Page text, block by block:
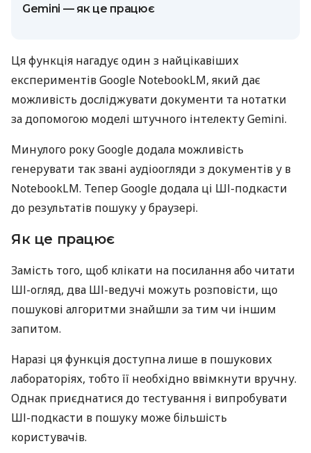
Gemini — як це працює
Ця функція нагадує один з найцікавіших
експериментів Google NotebookLM, який дає
можливість досліджувати документи та нотатки
за допомогою моделі штучного інтелекту Gemini.
Минулого року Google додала можливість
генерувати так звані аудіоогляди з документів у в
NotebookLM. Тепер Google додала ці ШІ-подкасти
до результатів пошуку у браузері.
Як це працює
Замість того, щоб клікати на посилання або читати
ШІ-огляд, два ШІ-ведучі можуть розповісти, що
пошукові алгоритми знайшли за тим чи іншим
запитом.
Наразі ця функція доступна лише в пошукових
лабораторіях, тобто її необхідно ввімкнути вручну.
Однак приєднатися до тестування і випробувати
ШІ-подкасти в пошуку може більшість
користувачів.